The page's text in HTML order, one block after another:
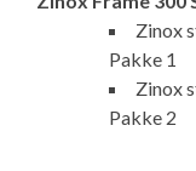
Zinox
Pakke 1
Zinox
Pakke 2